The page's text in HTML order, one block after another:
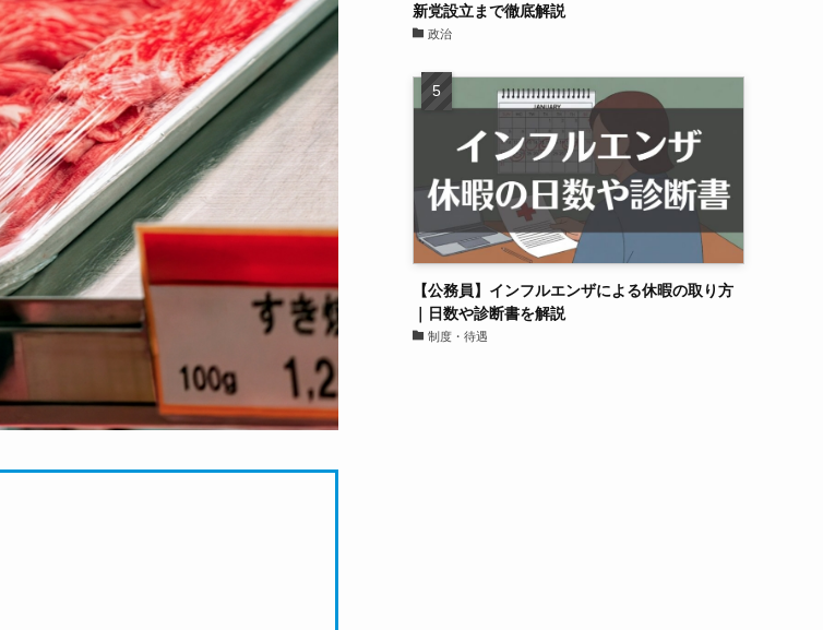
新党設立まで徹底解説
政治
【公務員】インフルエンザによる休暇の取り方
｜日数や診断書を解説
制度・待遇